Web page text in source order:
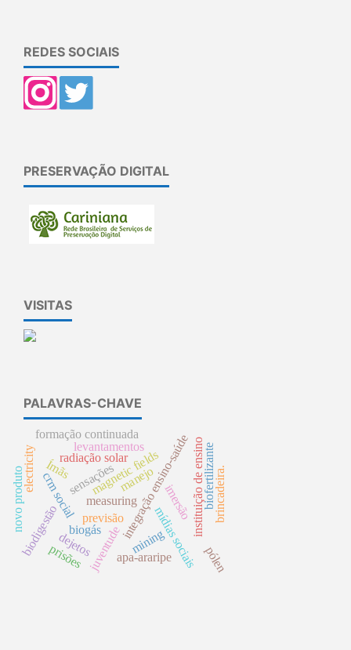
REDES SOCIAIS
PRESERVAÇÃO DIGITAL
VISITAS
PALAVRAS-CHAVE
integração ensino-saúde
biogás
measuring
magnetic fields
sensações
imersão
radiação solar
previsão instituição de ensino
mídias sociais
crm social
biodigestão
biofertilizante
levantamentos
dejetosjuventude
Ímãs
formação continuada
brincadeira.
apa-araripe
electricity
novo produto
prisões
mining
manejo
pólen